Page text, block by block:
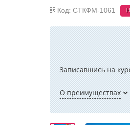
Код: СТКФМ-1061
Записавшись на
О преимуществах